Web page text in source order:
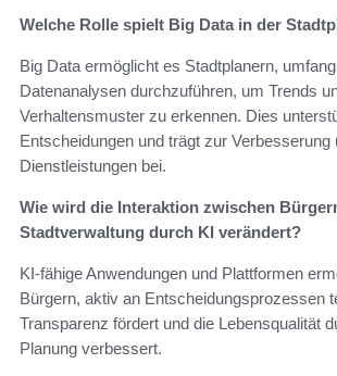
Welche Rolle spielt Big Data in der
Big Data ermöglicht es Stadtplanern,
Datenanalysen durchzuführen, um Trends
Verhaltensmuster zu erkennen. Dies
Entscheidungen und trägt zur Verbesserung
Dienstleistungen bei.
Wie wird die Interaktion zwischen
Stadtverwaltung durch KI verändert?
KI-fähige Anwendungen und Plattformen
Bürgern, aktiv an Entscheidungsprozessen
Transparenz fördert und die Lebensqualität
Planung verbessert.